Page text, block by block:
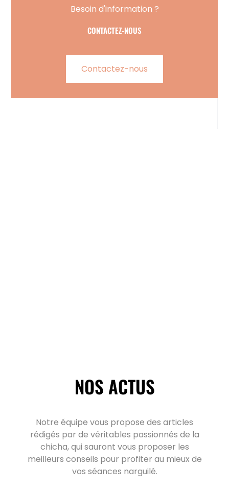
NOS ACTUS
Notre équipe vous propose des articles
rédigés par de véritables passionnés de la
chicha, qui sauront vous proposer les
meilleurs conseils pour profiter au mieux de
vos séances narguilé.
Besoin d'information ?
CONTACTEZ-NOUS
Contactez-nous